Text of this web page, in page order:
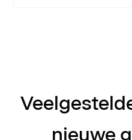
nieuwe